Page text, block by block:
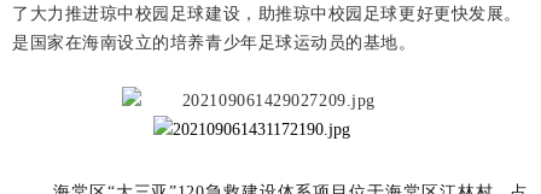
了大力推进琼中校园足球建设，助推琼中校园足球更好更快发展。
是国家在海南设立的培养青少年足球运动员的基地。